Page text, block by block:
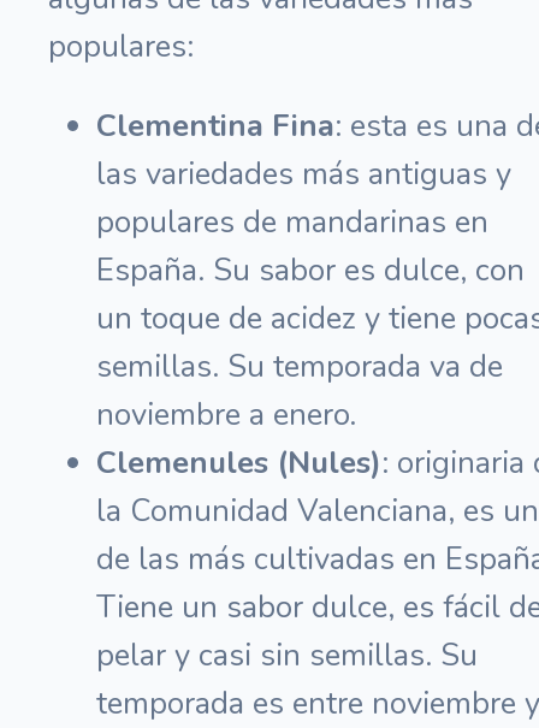
populares:
Clementina Fina: esta es una
las variedades más antiguas y
populares de mandarinas en
España. Su sabor es dulce, con
un toque de acidez y tiene
semillas. Su temporada va de
noviembre a enero.
Clemenules (Nules): originaria
la Comunidad Valenciana, es
de las más cultivadas en
Tiene un sabor dulce, es fácil
pelar y casi sin semillas. Su
temporada es entre noviembre y